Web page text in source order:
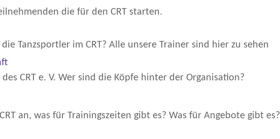
die für den CRT starten.
Tanzsportler im CRT? Alle unsere Trainer sind hier zu sehen
CRT e. V. Wer sind die Köpfe hinter der Organisation?
an, was für Trainingszeiten gibt es? Was für Angebote gibt es?